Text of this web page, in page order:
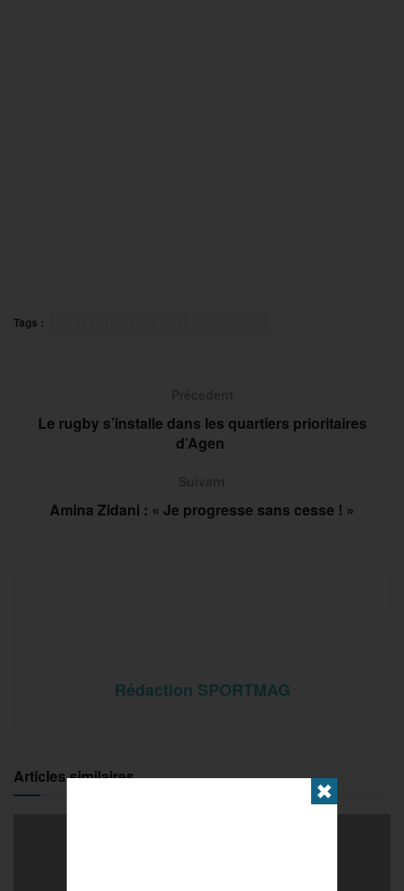
Tags :
Le rugby s’installe dans les quartiers prioritaires
d’Agen
Amina Zidani : « Je progresse sans cesse ! »
Rédaction SPORTMAG
Articles similaires
✖